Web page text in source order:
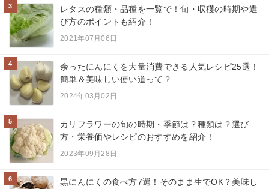
3
レタスの種類・品種を一覧で！旬・収穫の時期や選
び方のポイントも紹介！
2021年07月06日
4
余ったにんにくを大量消費できる人気レシピ25選！
簡単＆美味しい使い道って？
2024年03月02日
5
カリフラワーの旬の時期・季節は？種類は？選び
方・栄養価やレシピのおすすめを紹介！
2023年09月28日
6
黒にんにくの食べ方7選！そのまま生でOK？美味し